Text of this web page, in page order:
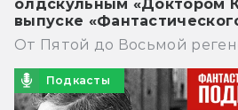
олдскульным «Доктором
выпуске
От Пятой до Восьмой
Подкасты